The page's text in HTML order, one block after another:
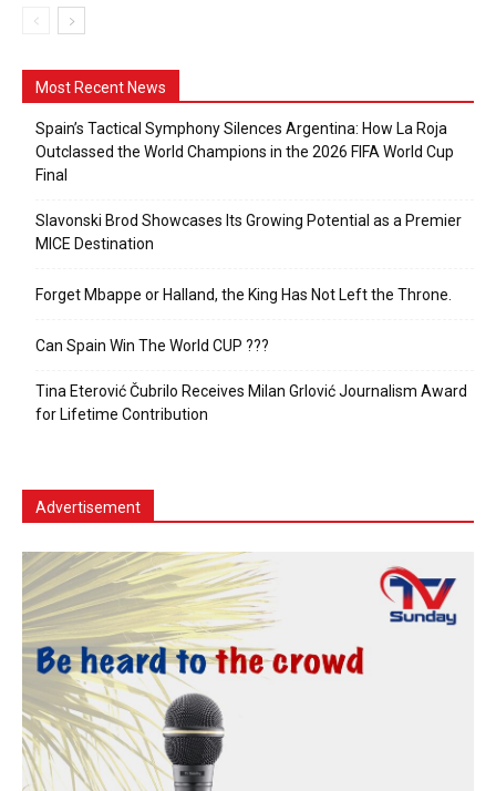
Most Recent News
Spain’s Tactical Symphony Silences Argentina: How La Roja
Outclassed the World Champions in the 2026 FIFA World Cup
Final
Slavonski Brod Showcases Its Growing Potential as a Premier
MICE Destination
Forget Mbappe or Halland, the King Has Not Left the Throne.
Can Spain Win The World CUP ???
Tina Eterović Čubrilo Receives Milan Grlović Journalism Award
for Lifetime Contribution
Advertisement